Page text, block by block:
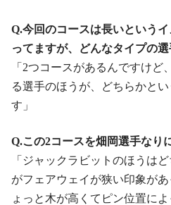
Q.今回のコースは長いという
ってますが、どんなタイプの
「2つコースがあるんですけど
る選手のほうが、どちらかと
す」
Q.この2コースを畑岡選手なり
「ジャックラビットのほうは
がフェアウェイが狭い印象が
ょっと木が高くてピン位置に